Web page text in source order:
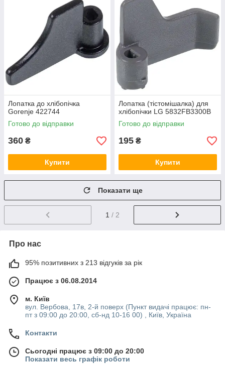
Лопатка до хлібопічка
Gorenje 422744
Готово до відправки
360 ₴
Купити
Лопатка (тістомішалка) для
хлібопічки LG 5832FB3300B
Готово до відправки
195 ₴
Купити
Показати ще
1 / 2
Про нас
95% позитивних з 213 відгуків за рік
Працює з 06.08.2014
м. Київ
вул. Вербова, 17в, 2-й поверх (Пункт видачі працює: пн-
пт з 09:00 до 20:00, сб-нд 10-16 00) , Київ, Україна
Контакти
Сьогодні працює з 09:00 до 20:00
Показати весь графік роботи